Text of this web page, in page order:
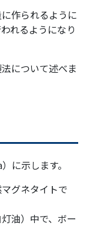
作られるように
れるようになり
について述べま
に示します。
グネタイトで
油）中で、ボー